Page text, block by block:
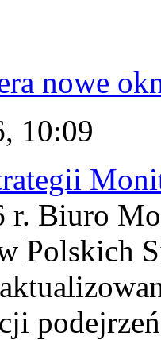
nowe
10:09
r. Biuro
Polskich